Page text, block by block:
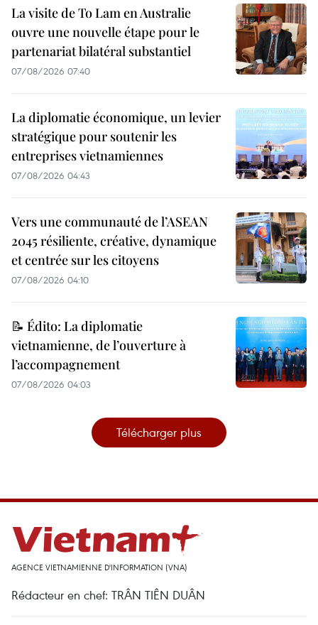
La visite de To Lam en Australie
ouvre une nouvelle étape pour le
partenariat bilatéral substantiel
07/08/2026 07:40
La diplomatie économique, un levier
stratégique pour soutenir les
entreprises vietnamiennes
07/08/2026 04:43
Vers une communauté de l’ASEAN
2045 résiliente, créative, dynamique
et centrée sur les citoyens
07/08/2026 04:10
📝 Édito: La diplomatie
vietnamienne, de l’ouverture à
l’accompagnement
07/08/2026 04:03
Télécharger plus
AGENCE VIETNAMIENNE D'INFORMATION (VNA)
Rédacteur en chef: TRÂN TIÊN DUÂN